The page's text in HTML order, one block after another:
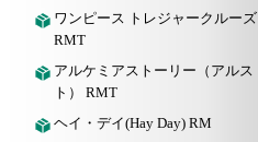
ワンピース トレジャークルーズ
RMT
アルケミアストーリー（アルス
ト） RMT
ヘイ・デイ(Hay Day) RM